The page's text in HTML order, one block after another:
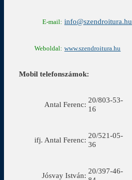
E-mail: info@szendroitura.hu
Weboldal: www.szendroitura.hu
Mobil telefonszámok:
Antal Ferenc:
20/803-53-
16
ifj. Antal Ferenc:
20/521-05-
36
Jósvay István:
20/397-46-